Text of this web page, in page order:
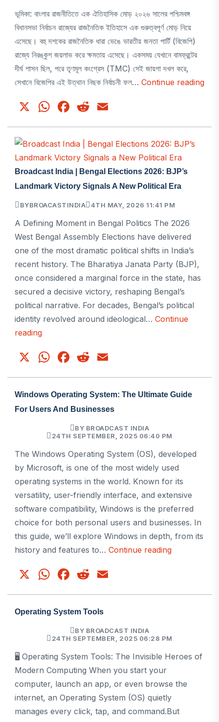
ভূমিকা: বাংলার রাজনীতিতে এক ঐতিহাসিক মোড় ২০২৬ সালের পশ্চিমবঙ্গ
বিধানসভা নির্বাচন রাজ্যের রাজনৈতিক ইতিহাসে এক গুরুত্বপূর্ণ মোড় নিয়ে
এসেছে। বহু দশকের রাজনৈতিক ধারা ভেঙে ভারতীয় জনতা পার্টি (বিজেপি)
রাজ্যে নিরঙ্কুশ জয়লাভ করে ক্ষমতায় এসেছে। একসময় যেখানে বামফ্রন্টের
দীর্ঘ শাসন ছিল, পরে তৃণমূল কংগ্রেস (TMC) সেই জায়গা দখল করে,
সেখানে বিজেপির এই উত্থান নিছক নির্বাচনী ফল… Continue reading
X WhatsApp
Facebook
Reddit
Broadcast India | Bengal Elections 2026: BJP’s
Landmark Victory Signals A New Political Era
BYBROACASTINDIA 4TH MAY, 2026 11:41 PM
A Defining Moment in Bengal Politics The 2026
West Bengal Assembly Elections have delivered
one of the most dramatic political shifts in India’s
recent history. The Bharatiya Janata Party (BJP),
once considered a marginal force in the state, has
secured a decisive victory, reshaping Bengal’s
political narrative. For decades, Bengal’s political
identity revolved around ideological… Continue
readingBroadcast
|
2026:
BJP’s
Landmark
Signals
a
New
Political
Era
X WhatsApp
Facebook
Reddit
Windows Operating System: The Ultimate Guide
For Users And Businesses
BY BROADCAST INDIA
24TH SEPTEMBER, 2025 06:40 PM
The Windows Operating System (OS), developed
by Microsoft, is one of the most widely used
operating systems in the world. Known for its
versatility, user-friendly interface, and extensive
software compatibility, Windows is the preferred
choice for both personal users and businesses. In
this guide, we’ll explore Windows in depth, from its
history and features to… Continue readingWindows
and
X WhatsApp
Facebook
Reddit
Operating System Tools
BY BROADCAST INDIA
24TH SEPTEMBER, 2025 06:28 PM
🖥️ Operating System Tools: The Invisible Heroes of
Modern Computing When you start your
computer, launch an app, or even browse the
internet, an Operating System (OS) quietly
manages every click, tap, and command.But